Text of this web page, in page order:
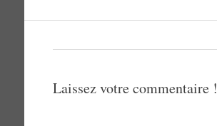
Laissez votre commentaire !